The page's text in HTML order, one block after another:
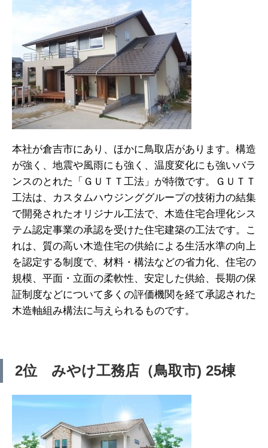
本社が倉吉市にあり、ほかに鳥取店があります。構造
が強く、地震や風雨にも強く、温度変化にも強いバラ
ンスのとれた「ＧＵＴＴ工法」が特徴です。ＧＵＴＴ
工法は、カスタムハウジンググループの技術力の結集
で開発されたオリジナル工法で、木造住宅合理化シス
テム認定事業の承認を受けた住宅建築の工法です。こ
れは、質の高い木造住宅の供給による生活水準の向上
を認定する制度で、材料・構法などの省力化、住宅の
規模、平面・立面の柔軟性、安定した供給、長期の保
証制度などについて多くの評価機関を経て承認された
木造軸組み構法に与えられるものです。
2位 みやけ工務店（鳥取市) 25棟